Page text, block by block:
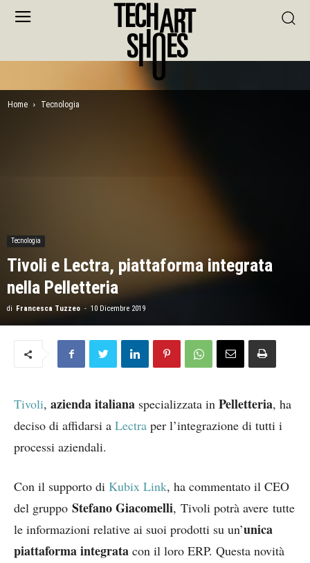
Home Tecnologia
Tecnologia
Tivoli e Lectra, piattaforma integrata
nella Pelletteria
di Francesca Tuzzeo - 10 Dicembre 2019
Tivoli, azienda italiana specializzata in Pelletteria, ha
deciso di affidarsi a Lectra per l’integrazione di tutti i
processi aziendali.
Con il supporto di Kubix Link, ha commentato il CEO
del gruppo Stefano Giacomelli, Tivoli potrà avere tutte
le informazioni relative ai suoi prodotti su un’unica
piattaforma integrata con il loro ERP. Questa novità